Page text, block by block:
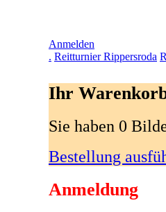
Anmelden
. Reitturnier Rippersroda
Ihr
Sie haben 0
Bestellung
Anmeldung